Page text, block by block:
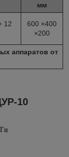
мм
12
600 ×400
×200
аппаратов от
10